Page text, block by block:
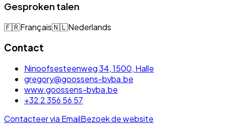
Gesproken talen
🇫🇷Français🇳🇱Nederlands
Contact
Ninoofsesteenweg 34, 1500, Halle
gregory@goossens-bvba.be
www.goossens-bvba.be
+32 2 356 56 57
Contacteer via EmailBezoek de website